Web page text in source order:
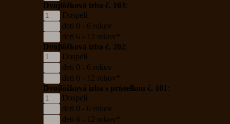
Dvojlôžková izba č. 103:
Dospelí
deti 0 - 6 rokov
deti 6 - 12 rokov*
Dvojlôžková izba č. 202:
Dospelí
deti 0 - 6 rokov
deti 6 - 12 rokov*
Dvojlôžková izba s prístelkou č. 101 :
Dospelí
deti 0 - 6 rokov
deti 6 - 12 rokov*